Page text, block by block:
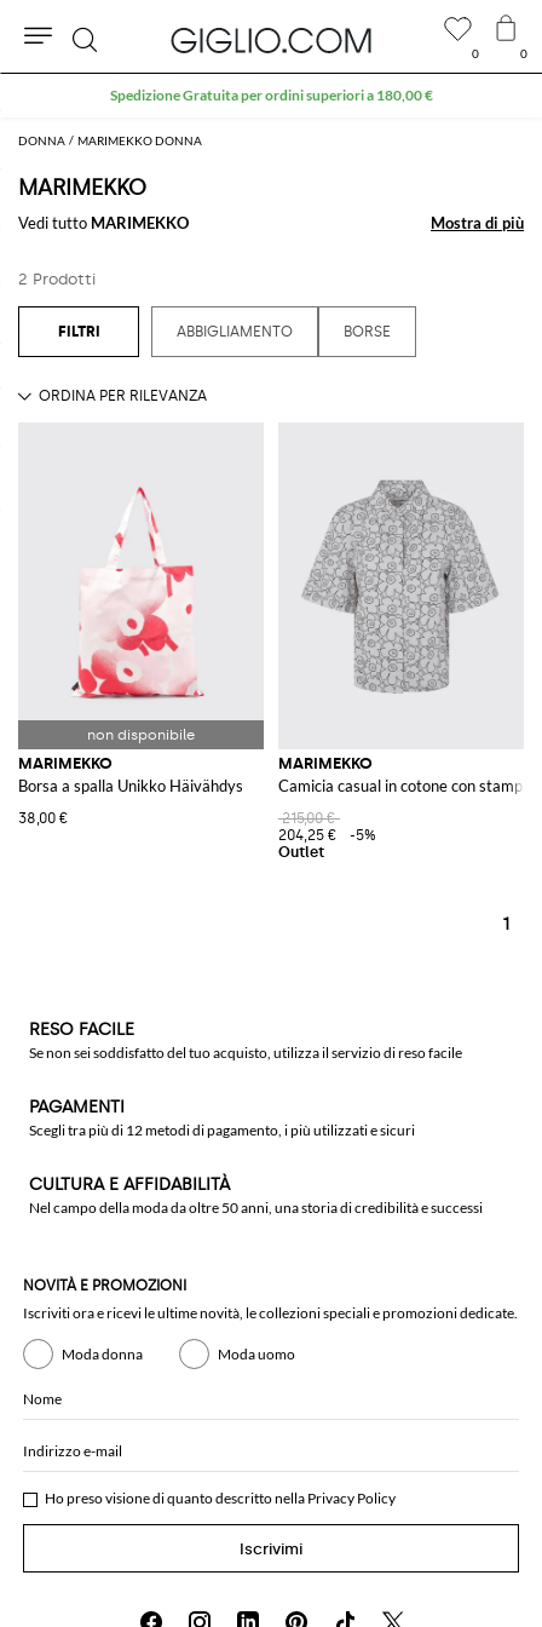
DONNA MARIMEKKO DONNA
MARIMEKKO
Vedi tutto MARIMEKKO Mostra di più
Mostra di più
2 Prodotti
ABBIGLIAMENTO BORSE
MARIMEKKO
Borsa a spalla Unikko Häivähdys
38,00 €
MARIMEKKO
Camicia casual in cotone con stampa
215,00 €
204,25 €
-5%
1
0 0
Cerca
Spedizione Gratuita per ordini superiori a 180,00 €
RESO FACILE
Se non sei soddisfatto del tuo acquisto, utilizza il servizio di reso facile
PAGAMENTI
Scegli tra più di 12 metodi di pagamento, i più utilizzati e sicuri
CULTURA E AFFIDABILITÀ
Nel campo della moda da oltre 50 anni, una storia di credibilità e successi
NOVITÀ E PROMOZIONI
Iscriviti ora e ricevi le ultime novità, le collezioni speciali e promozioni dedicate.
Moda donna Moda uomo
Nome
Indirizzo e-mail
Ho preso visione di quanto descritto nella Privacy Policy
Iscrivimi